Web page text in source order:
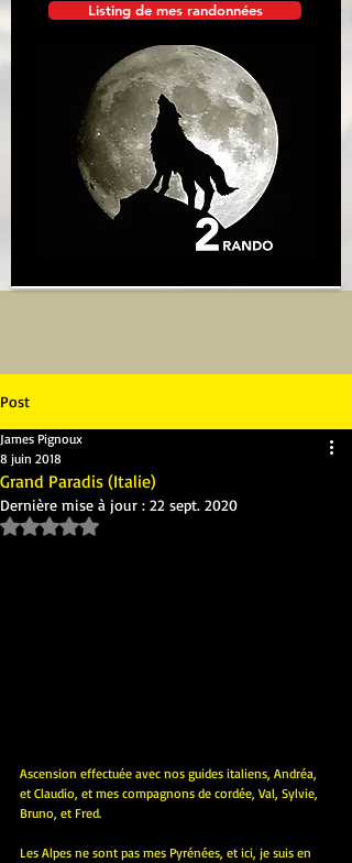
Listing de mes randonnées
Post
Grand Paradis (Italie)
James Pignoux
8 juin 2018
Dernière mise à jour : 22 sept. 2020
Noté NaN étoiles sur 5.
Ascension effectuée avec nos guides italiens, Andréa,
et Claudio, et mes compagnons de cordée, Val, Sylvie,
Bruno, et Fred.
Les Alpes ne sont pas mes Pyrénées, et ici, je suis en